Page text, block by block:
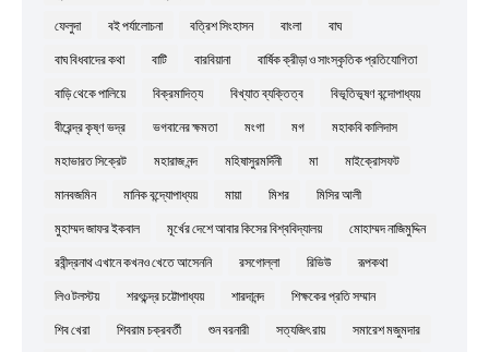
ফেলুদা বই পর্যালোচনা বত্রিশ সিংহাসন বাংলা বাঘ
বাঘ বিধবাদের কথা বাটি বারবিয়ানা বার্ষিক ক্রীড়া ও সাংস্কৃতিক প্রতিযোগিতা
বাড়ি থেকে পালিয়ে বিক্রমাদিত্য বিখ্যাত ব্যক্তিত্ব বিভূতিভূষণ বন্দোপাধ্যয়
বীরেন্দ্র কৃষ্ণ ভদ্র ভগবানের ক্ষমতা মংগা মগ মহাকবি কালিদাস
মহাভারত সিক্রেট মহারাজ নন্দ মহিষাসুরমর্দিনী মা মাইক্রোসফট
মানবজমিন মানিক বন্দ্যোপাধ্যয় মায়া মিশর মিসির আলী
মুহাম্মদ জাফর ইকবাল মূর্খের দেশে আবার কিসের বিশ্ববিদ্যালয় মোহাম্মদ নাজিমুদ্দিন
রবীন্দ্রনাথ এখানে কখনও খেতে আসেননি রসগোল্লা রিভিউ রূপকথা
লিও টলস্টয় শরৎচন্দ্র চট্টোপাধ্যয় শারদানন্দ শিক্ষকের প্রতি সম্মান
শিব খেরা শিবরাম চক্রবর্তী শুন বরনারী সত্যজিৎ রায় সমারেশ মজুমদার